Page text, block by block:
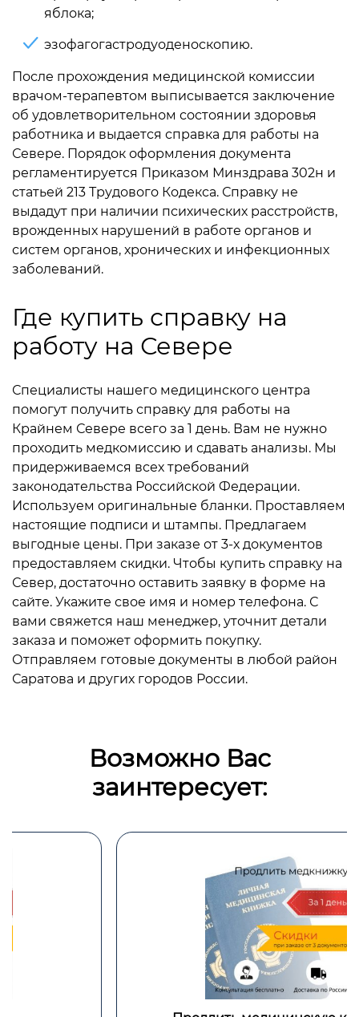
яблока;
эзофагогастродуоденоскопию.
После прохождения медицинской комиссии
врачом-терапевтом выписывается заключение
об удовлетворительном состоянии здоровья
работника и выдается справка для работы на
Севере. Порядок оформления документа
регламентируется Приказом Минздрава 302н и
статьей 213 Трудового Кодекса. Справку не
выдадут при наличии психических расстройств,
врожденных нарушений в работе органов и
систем органов, хронических и инфекционных
заболеваний.
Где купить справку на
работу на Севере
Специалисты нашего медицинского центра
помогут получить справку для работы на
Крайнем Севере всего за 1 день. Вам не нужно
проходить медкомиссию и сдавать анализы. Мы
придерживаемся всех требований
законодательства Российской Федерации.
Используем оригинальные бланки. Проставляем
настоящие подписи и штампы. Предлагаем
выгодные цены. При заказе от 3-х документов
предоставляем скидки. Чтобы купить справку на
Север, достаточно оставить заявку в форме на
сайте. Укажите свое имя и номер телефона. С
вами свяжется наш менеджер, уточнит детали
заказа и поможет оформить покупку.
Отправляем готовые документы в любой район
Саратова и других городов России.
Возможно Вас
заинтересует: